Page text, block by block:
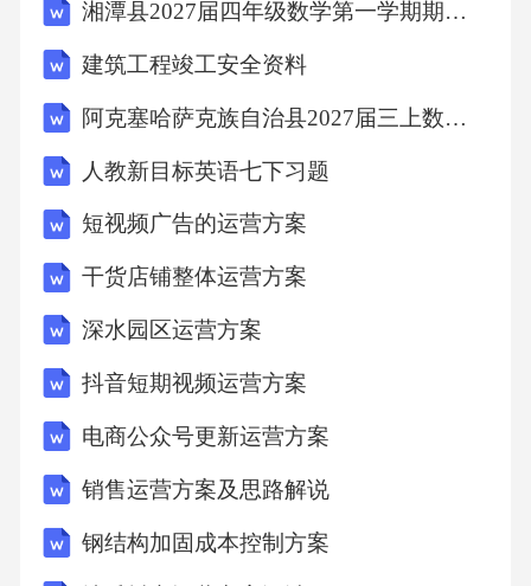
5.1产品与服务创新
5.1.1产品创新设计
5.1.2服务创新提供
5.1.3用户反馈改进
5.2定价策略与收益管理
5.2.1合理定价策略
5.2.3定价策略优化
湘潭县2027届四年级数学第一学期期末质量检测试题含解析
建筑工程竣工安全资料
阿克塞哈萨克族自治县2027届三上数学期末复习检测模拟试题含解析
人教新目标英语七下习题
短视频广告的运营方案
干货店铺整体运营方案
深水园区运营方案
抖音短期视频运营方案
电商公众号更新运营方案
销售运营方案及思路解说
钢结构加固成本控制方案